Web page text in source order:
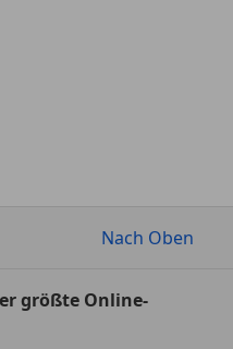
Nach Oben
größte Online-